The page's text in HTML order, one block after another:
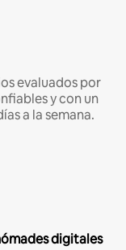
evaluados por
y con un
a la semana.
digitales